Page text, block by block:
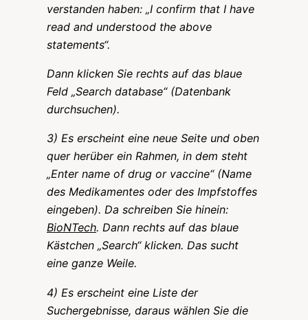
verstanden haben: „I confirm that I have
read and understood the above
statements“.
Dann klicken Sie rechts auf das blaue
Feld „Search database“ (Datenbank
durchsuchen).
3) Es erscheint eine neue Seite und oben
quer herüber ein Rahmen, in dem steht
„Enter name of drug or vaccine“ (Name
des Medikamentes oder des Impfstoffes
eingeben). Da schreiben Sie hinein:
BioNTech. Dann rechts auf das blaue
Kästchen „Search“ klicken. Das sucht
eine ganze Weile.
4) Es erscheint eine Liste der
Suchergebnisse, daraus wählen Sie die